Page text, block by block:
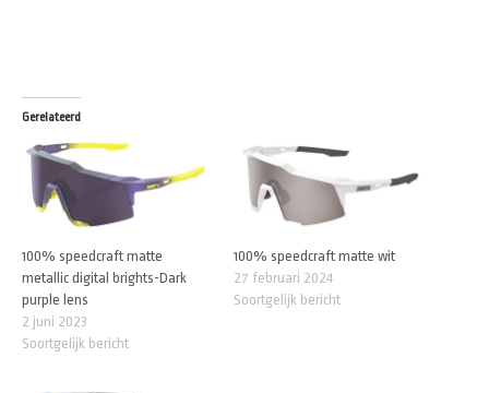
Gerelateerd
100% speedcraft matte
metallic digital brights-Dark
purple lens
2 juni 2023
Soortgelijk bericht
100% speedcraft matte wit
27 februari 2024
Soortgelijk bericht